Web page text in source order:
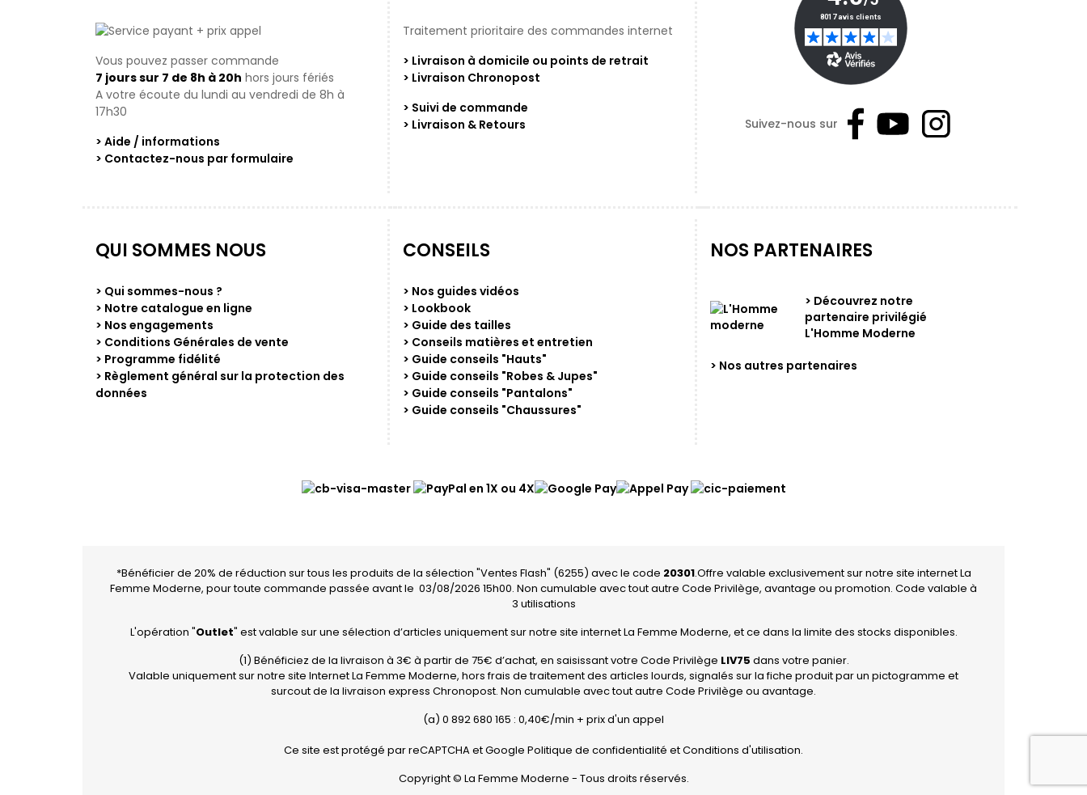
Vous pouvez passer commande
7 jours sur 7 de 8h à 20h hors jours fériés
A votre écoute du lundi au vendredi de 8h à
17h30
> Aide / informations
> Contactez-nous par formulaire
Traitement prioritaire des commandes internet
> Livraison à domicile ou points de retrait
> Livraison Chronopost
> Suivi de commande
> Livraison & Retours
Suivez-nous sur
QUI SOMMES NOUS
> Qui sommes-nous ?
> Notre catalogue en ligne
> Nos engagements
> Conditions Générales de vente
> Programme fidélité
> Règlement général sur la protection des
données
CONSEILS
> Nos guides vidéos
> Lookbook
> Guide des tailles
> Conseils matières et entretien
> Guide conseils "Hauts"
> Guide conseils "Robes & Jupes"
> Guide conseils "Pantalons"
> Guide conseils "Chaussures"
NOS PARTENAIRES
> Découvrez notre
partenaire privilégié
L'Homme Moderne
> Nos autres partenaires
*Bénéficier de 20% de réduction sur tous les produits de la sélection "Ventes Flash" (6255) avec le code 20301.Offre valable exclusivement sur notre site internet La
Femme Moderne, pour toute commande passée avant le 03/08/2026 15h00. Non cumulable avec tout autre Code Privilège, avantage ou promotion. Code valable à
3 utilisations
L'opération "Outlet" est valable sur une sélection d’articles uniquement sur notre site internet La Femme Moderne, et ce dans la limite des stocks disponibles.
(1) Bénéficiez de la livraison à 3€ à partir de 75€ d’achat, en saisissant votre Code Privilège LIV75 dans votre panier.
Valable uniquement sur notre site Internet La Femme Moderne, hors frais de traitement des articles lourds, signalés sur la fiche produit par un pictogramme et
surcout de la livraison express Chronopost. Non cumulable avec tout autre Code Privilège ou avantage.
(a) 0 892 680 165 : 0,40€/min + prix d'un appel
Ce site est protégé par reCAPTCHA et Google Politique de confidentialité etConditions d'utilisation.
Copyright © La Femme Moderne - Tous droits réservés.